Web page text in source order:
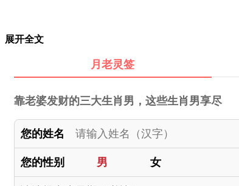
展开全文
月老灵签
靠老婆发财的三大生肖男，这些生肖男享尽
您的姓名
您的性别 男 女